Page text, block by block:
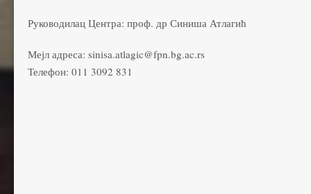
Руководилац Центра: проф. др Синиша Атлагић
Мејл адреса: sinisa.atlagic@fpn.bg.ac.rs
Телефон: 011 3092 831